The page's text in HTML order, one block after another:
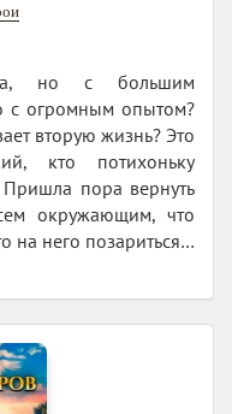
но с большим
с огромным опытом?
вторую жизнь? Это
кто потихоньку
Пришла пора вернуть
окружающим, что
на него позариться…